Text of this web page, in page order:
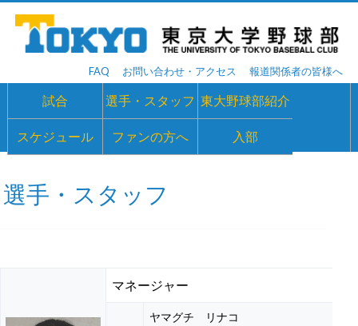
FAQ お問い合わせ・アクセス 報道関係者の皆様へ
試合 選手・スタッフ 東大野球部紹介
スケジュール ファンの方へ 入部
選手・スタッフ
マネージャー
ヤマグチ リナコ